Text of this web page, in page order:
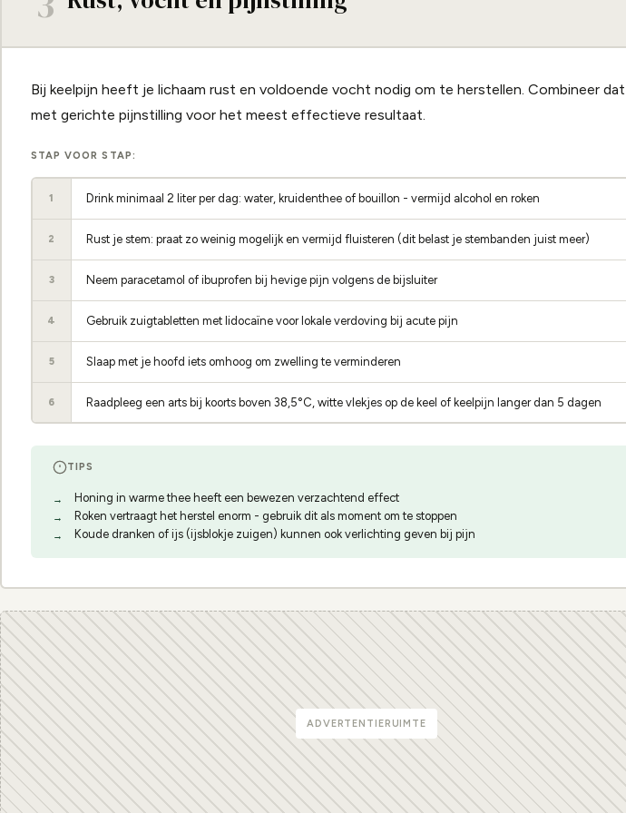
Bij keelpijn heeft je lichaam rust en voldoende vocht nodig om te herstellen. Combineer dat
met gerichte pijnstilling voor het meest effectieve resultaat.
STAP VOOR STAP:
1 Drink minimaal 2 liter per dag: water, kruidenthee of bouillon - vermijd alcohol en roken
2 Rust je stem: praat zo weinig mogelijk en vermijd fluisteren (dit belast je stembanden juist meer)
3 Neem paracetamol of ibuprofen bij hevige pijn volgens de bijsluiter
4 Gebruik zuigtabletten met lidocaïne voor lokale verdoving bij acute pijn
5 Slaap met je hoofd iets omhoog om zwelling te verminderen
6 Raadpleeg een arts bij koorts boven 38,5°C, witte vlekjes op de keel of keelpijn langer dan 5 dagen
TIPS
Honing in warme thee heeft een bewezen verzachtend effect
Roken vertraagt het herstel enorm - gebruik dit als moment om te stoppen
Koude dranken of ijs (ijsblokje zuigen) kunnen ook verlichting geven bij pijn
ADVERTENTIERUIMTE